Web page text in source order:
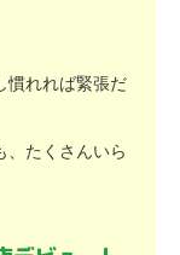
慣れれば緊張だ
、たくさんいら